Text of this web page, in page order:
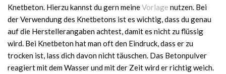
Knetbeton. Hierzu kannst du gern meineVorlage nutzen. Bei
der Verwendung des Knetbetons ist es wichtig, dass du genau
auf die Herstellerangaben achtest, damit es nicht zu flüssig
wird. Bei Knetbeton hat man oft den Eindruck, dass er zu
trocken ist, lass dich davon nicht täuschen. Das Betonpulver
reagiert mit dem Wasser und mit der Zeit wird er richtig weich.